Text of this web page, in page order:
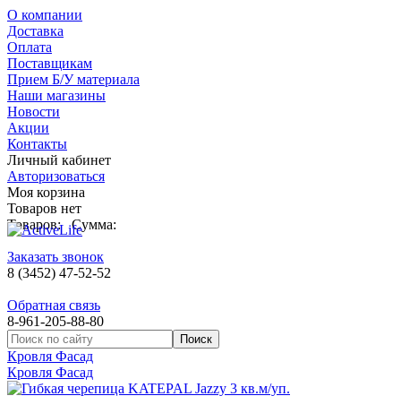
О компании
Доставка
Оплата
Поставщикам
Прием Б/У материала
Наши магазины
Новости
Акции
Контакты
Личный кабинет
Авторизоваться
Моя корзина
Товаров нет
Товаров: Сумма:
Заказать звонок
8 (3452) 47-52-52
Обратная связь
8-961-205-88-80
Кровля Фасад
Кровля Фасад